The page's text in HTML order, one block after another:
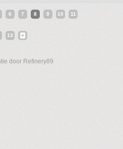
6 7 8 9 10 11
13
door Refinery89